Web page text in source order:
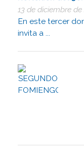
13 de diciembre de
En este tercer
invita a ...